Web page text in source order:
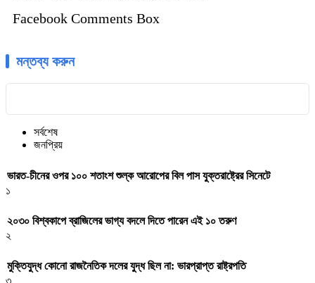
Facebook Comments Box
মন্তব্য করুন
সর্বশেষ
জনপ্রিয়
ভারত-চীনের ওপর ১০০ শতাংশ শুল্ক আরোপের বিল পাস যুক্তরাষ্ট্রের সিনেটে
১
২০৩০ বিশ্বকাপে ব্রাজিলের ভাগ্য বদলে দিতে পারেন এই ১০ তরুণ
২
মুক্তিযুদ্ধ কোনো রাজনৈতিক দলের যুদ্ধ ছিল না: ভারপ্রাপ্ত রাষ্ট্রপতি
৩